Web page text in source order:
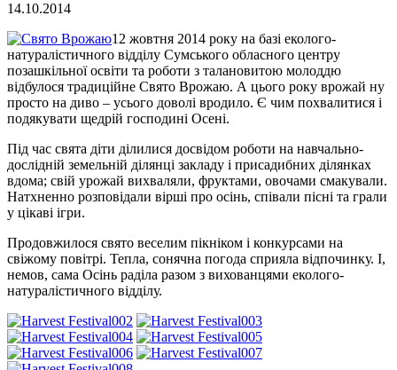
14.10.2014
12 жовтня 2014 року на базі еколого-
натуралістичного відділу Сумського обласного центру
позашкільної освіти та роботи з талановитою молоддю
відбулося традиційне Свято Врожаю. А цього року врожай ну
просто на диво – усього доволі вродило. Є чим похвалитися і
подякувати щедрій господині Осені.
Під час свята діти ділилися досвідом роботи на навчально-
дослідній земельній ділянці закладу і присадибних ділянках
вдома; свій урожай вихваляли, фруктами, овочами смакували.
Натхненно розповідали вірші про осінь, співали пісні та грали
у цікаві ігри.
Продовжилося свято веселим пікніком і конкурсами на
свіжому повітрі. Тепла, сонячна погода сприяла відпочинку. І,
немов, сама Осінь раділа разом з вихованцями еколого-
натуралістичного відділу.